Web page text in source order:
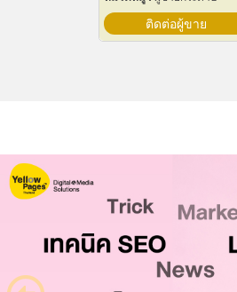
ติดต่อผู้ขาย